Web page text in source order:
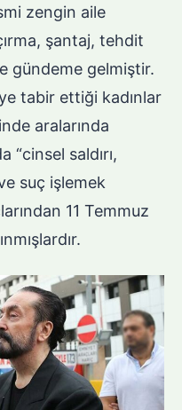
zengin aile
şantaj, tehdit
gündeme gelmiştir.
tabir ettiği kadınlar
aralarında
“cinsel saldırı,
suç işlemek
11 Temmuz